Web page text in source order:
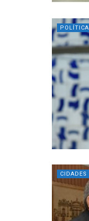
POLÍTICA
CIDADES